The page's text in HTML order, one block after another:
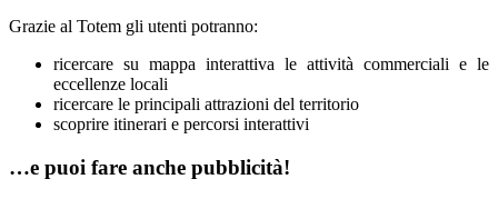
Grazie al Totem gli utenti potranno:
ricercare su mappa interattiva le attività commerciali e le
eccellenze locali
ricercare le principali attrazioni del territorio
scoprire itinerari e percorsi interattivi
…e puoi fare anche pubblicità!